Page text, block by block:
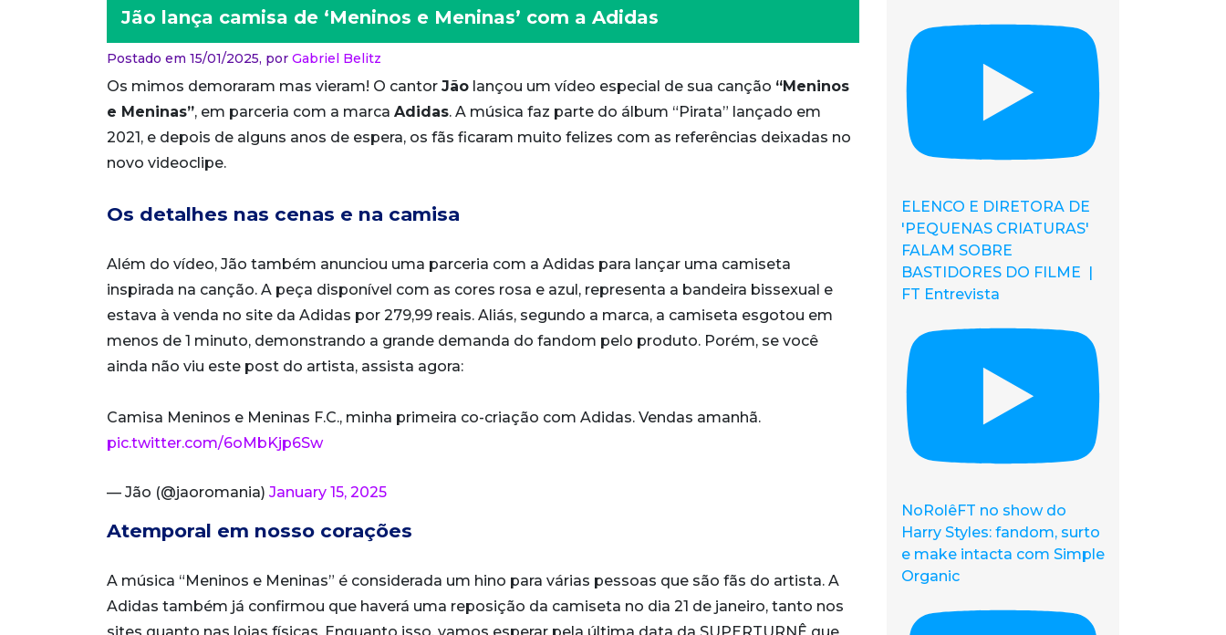
Jão lança camisa de ‘Meninos e Meninas’ com a Adidas
Postado em 15/01/2025, por Gabriel Belitz
Os mimos demoraram mas vieram! O cantor Jão lançou um vídeo especial de sua canção “Meninos
e Meninas”, em parceria com a marca Adidas. A música faz parte do álbum “Pirata” lançado em
2021, e depois de alguns anos de espera, os fãs ficaram muito felizes com as referências deixadas no
novo videoclipe.
Os detalhes nas cenas e na camisa
Além do vídeo, Jão também anunciou uma parceria com a Adidas para lançar uma camiseta
inspirada na canção. A peça disponível com as cores rosa e azul, representa a bandeira bissexual e
estava à venda no site da Adidas por 279,99 reais. Aliás, segundo a marca, a camiseta esgotou em
menos de 1 minuto, demonstrando a grande demanda do fandom pelo produto. Porém, se você
ainda não viu este post do artista, assista agora:
Camisa Meninos e Meninas F.C., minha primeira co-criação com Adidas. Vendas amanhã.
pic.twitter.com/6oMbKjp6Sw
— Jão (@jaoromania) January 15, 2025
Atemporal em nosso corações
A música “Meninos e Meninas” é considerada um hino para várias pessoas que são fãs do artista. A
Adidas também já confirmou que haverá uma reposição da camiseta no dia 21 de janeiro, tanto nos
ELENCO E DIRETORA DE
'PEQUENAS CRIATURAS'
FALAM SOBRE
BASTIDORES DO FILME |
FT Entrevista
NoRolêFT no show do
Harry Styles: fandom, surto
e make intacta com Simple
Organic